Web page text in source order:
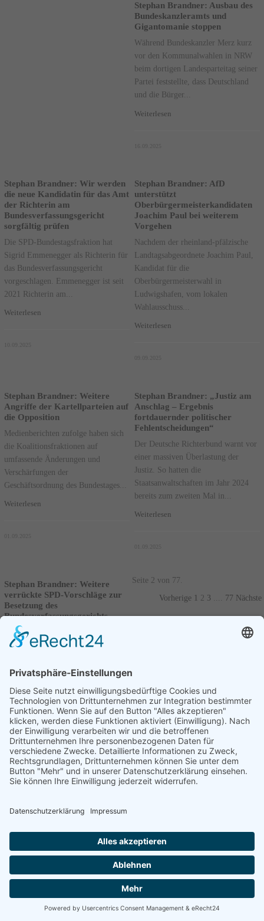
Stephan Brandner: Ausbau des
Bundeskanzleramts und
Gigantomanie stoppen
Während Bundeskanzler Merz kurz
vor den Kommunalwahlen in NRW
beim dortigen Landesparteitag seiner
Partei feststellte, dass Deutschland
und die Bürger...
Weiterlesen
Stephan Brandner: Wir werden
die neue Kandidatin für das Amt
der Richterin am
Bundesverfassungsgericht
sorgfältig prüfen
Die SPD-Bundestagsfraktion hat
Sigrid Emmenegger als Richterin für
das Bundesverfassungsgericht
vorgeschlagen. Emmenegger ist seit
2021 Richterin am...
Weiterlesen
Stephan Brandner: AfD
unterstützt
Oberbürgermeisterkandidaten
Joachim Paul bei weiterem
Vorgehen
Nachdem der rheinland-pfälzische
Landtagsabgeordnete Joachim Paul,
Kandidat für die
Oberbürgermeisterwahl in
Ludwigshafen, vom lokalen
Wahlausschuss...
Weiterlesen
Stephan Brandner: Weitere
Angriffe der Kartellparteien auf
die Opposition
Medienberichten zufolge haben sich
die Koalitionsfraktionen auf
umfassende Änderungen und
Verschärfungen der
Geschäftsordnung des Bundestages...
Weiterlesen
Stephan Brandner: „Justiz am
Anschlag – Ergebnis
fortdauernder politischer
Fehlentscheidungen“
Der Deutsche Richterbund warnt vor
einer massiven Überlastung der
Justiz. So hatten die
Staatsanwaltschaften im Jahr 2024
bereits zum zweiten Mal in...
Weiterlesen
Stephan Brandner: Weitere
verrückte SPD-Vorschläge zur
Besetzung des
Bundesverfassungsgerichts
Nach der glücklicherweise
gescheiterten Kandidatur von Frauke
Fraktionschef Miersch nun eine neue
Weiterlesen
22.08.2025
Seite 2 von 77.
Vorherige 1 2 3 77 Nächste
Archiv